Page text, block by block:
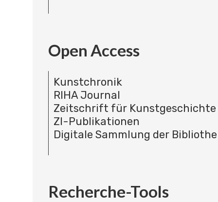
Open Access
Kunstchronik
RIHA Journal
Zeitschrift für Kunstgeschichte
ZI-Publikationen
Digitale Sammlung der
Recherche-Tools